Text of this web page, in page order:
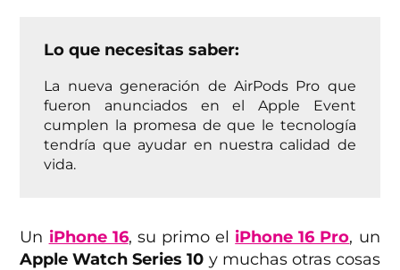
Lo que necesitas saber:
La nueva generación de AirPods Pro que
fueron anunciados en el Apple Event
cumplen la promesa de que le tecnología
tendría que ayudar en nuestra calidad de
vida.
Un iPhone 16, su primo el iPhone 16 Pro, un
Apple Watch Series 10 y muchas otras cosas